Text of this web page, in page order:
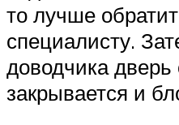
то лучше
специалисту.
доводчика дверь
закрывается и